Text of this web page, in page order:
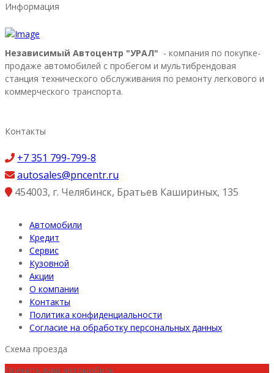
Информация
Независимый Автоцентр "УРАЛ" - компания по покупке-
продаже автомобилей с пробегом и мультибрендовая
станция технического обслуживания по ремонту легкового и
коммерческого транспорта.
Контакты
+7 351 799-799-8
autosales@pncentr.ru
454003, г. Челябинск, Братьев Кашириных, 135
Автомобили
Кредит
Сервис
Кузовной
Акции
О компании
Контакты
Политика конфиденциальности
Согласие на обработку персональных данных
Схема проезда
Оценить ваш автомобиль